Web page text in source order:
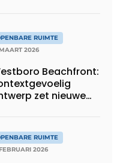
RUIMTE
2026
Beachfront:
zet nieuwe
CanadaRUIMTE
2026